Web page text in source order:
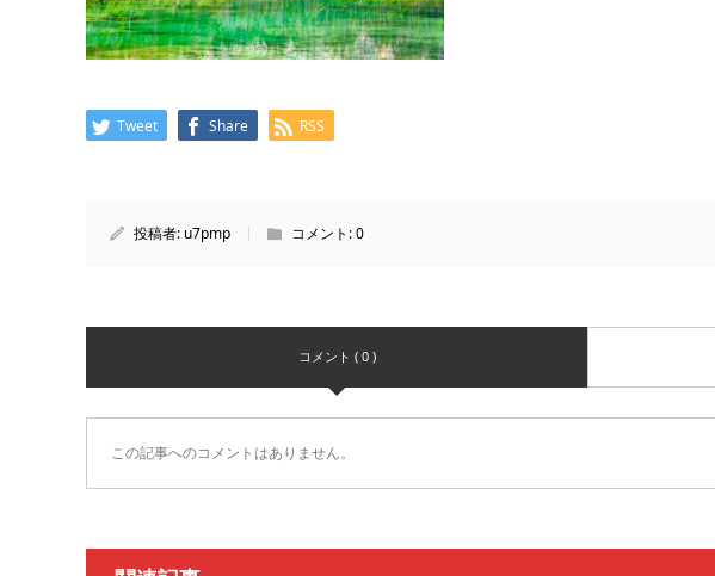
Tweet Share RSS
投稿者: u7pmp コメント:0
コメント ( 0 )
この記事へのコメントはありません。